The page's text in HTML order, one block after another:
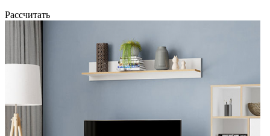
Рассчитать